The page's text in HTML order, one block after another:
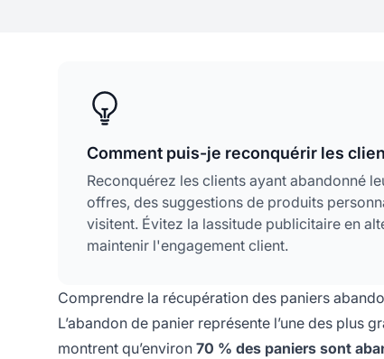
Comment puis-je reconquérir les
Reconquérez les clients ayant abandonné
offres, des suggestions de produits
visitent. Évitez la lassitude publicitaire en
maintenir l'engagement client.
Comprendre la récupération des paniers
L’abandon de panier représente l’une des plus
montrent qu’environ 70 % des paniers sont